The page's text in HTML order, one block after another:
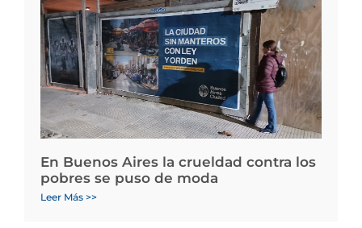
En Buenos Aires la crueldad contra los
pobres se puso de moda
Leer Más >>